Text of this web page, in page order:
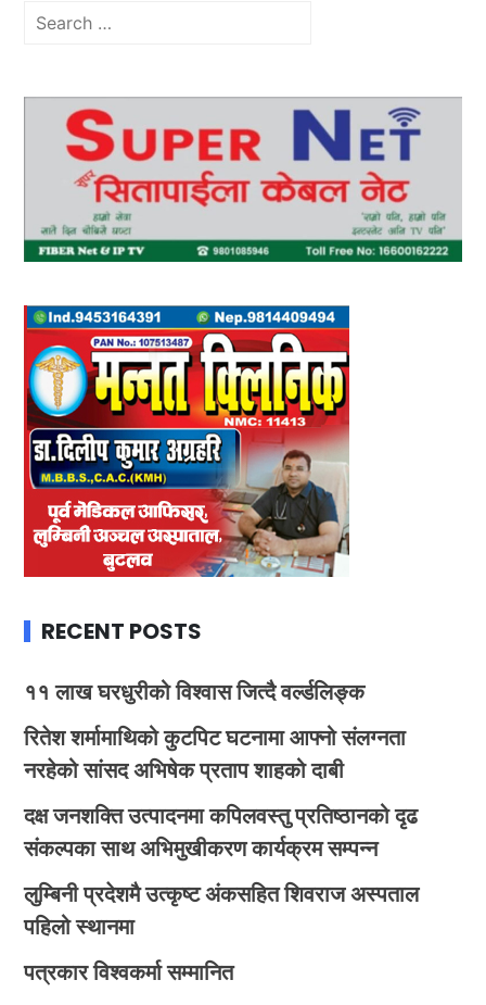
Search
RECENT POSTS
११ लाख घरधुरीको विश्वास जित्दै वर्ल्डलिङ्क
रितेश शर्मामाथिको कुटपिट घटनामा आफ्नो संलग्नता
नरहेको सांसद अभिषेक प्रताप शाहको दाबी
दक्ष जनशक्ति उत्पादनमा कपिलवस्तु प्रतिष्ठानको दृढ
संकल्पका साथ अभिमुखीकरण कार्यक्रम सम्पन्न
लुम्बिनी प्रदेशमै उत्कृष्ट अंकसहित शिवराज अस्पताल
पहिलो स्थानमा
पत्रकार विश्वकर्मा सम्मानित